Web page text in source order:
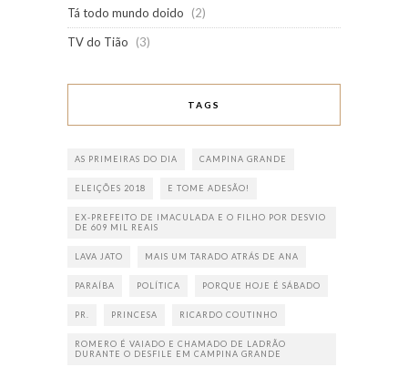
Tá todo mundo doido
(2)
TV do Tião
(3)
TAGS
AS PRIMEIRAS DO DIA CAMPINA GRANDE
ELEIÇÕES 2018 E TOME ADESÃO!
EX-PREFEITO DE IMACULADA E O FILHO POR DESVIO
DE 609 MIL REAIS
LAVA JATO MAIS UM TARADO ATRÁS DE ANA
PARAÍBA POLÍTICA PORQUE HOJE É SÁBADO
PR. PRINCESA RICARDO COUTINHO
ROMERO É VAIADO E CHAMADO DE LADRÃO
DURANTE O DESFILE EM CAMPINA GRANDE